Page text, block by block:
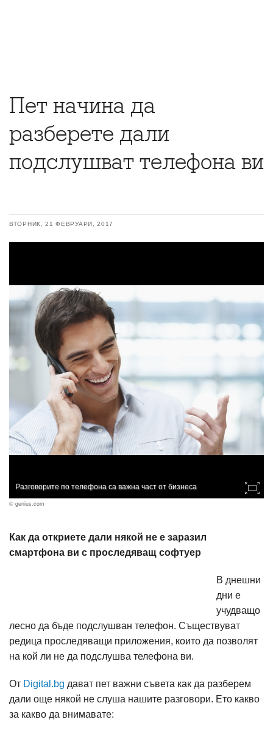
Пет начина да
разберете дали
подслушват телефона ви
ВТОРНИК, 21 ФЕВРУАРИ, 2017
Разговорите по телефона са важна част от бизнеса
© genius.com
Как да откриете дали някой не е заразил
смартфона ви с проследяващ софтуер
В днешни
дни е
учудващо
лесно да бъде подслушван телефон. Съществуват
редица проследяващи приложения, които да позволят
на кой ли не да подслушва телефона ви.
От Digital.bg дават пет важни съвета как да разберем
дали още някой не слуша нашите разговори. Ето какво
за какво да внимавате: